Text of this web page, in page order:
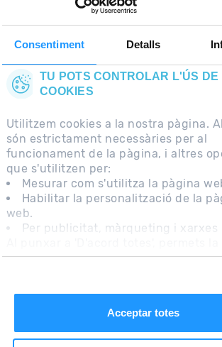
Consentiment Detalls
TU POTS CONTROLAR L'ÚS DE
COOKIES
Utilitzem cookies a la nostra pàgina.
són estrictament necessàries per al
funcionament de la pàgina, i altres
que s'utilitzen per:
Mesurar com s'utilitza la pàgina
Habilitar la personalització de la
web.
Per publicitat, màrqueting i xarxes
instal·lació de les cookies. Si
Acceptar totes
CONTACTE
PREGUNTES FREQÜENTS